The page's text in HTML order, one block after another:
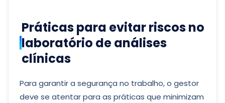
Práticas para evitar riscos no
laboratório de análises
clínicas
Para garantir a segurança no trabalho, o gestor
deve se atentar para as práticas que minimizam